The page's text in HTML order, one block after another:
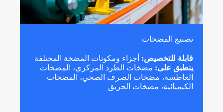
تصنيع المضخات
قابلة للتخصيص: أجزاء ومكونات المضخة المختلفة
ينطبق على: مضخات الطرد المركزي، المضخات
الغاطسة، مضخات الصرف الصحي، المضخات
الكيميائية، مضخات الحريق